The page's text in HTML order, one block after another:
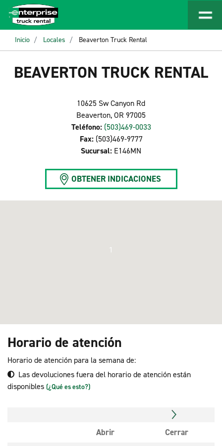
Inicio Locales Beaverton Truck Rental
BEAVERTON TRUCK RENTAL
10625 Sw Canyon Rd
Beaverton, OR 97005
Teléfono: (503)469-0033
Fax: (503)469-9777
Sucursal: E146MN
OBTENER INDICACIONES
1
Horario de atención
Horario de atención para la semana de:
Las devoluciones fuera del horario de atención están
disponibles (¿Qué es esto?)
Abrir
Cerrar